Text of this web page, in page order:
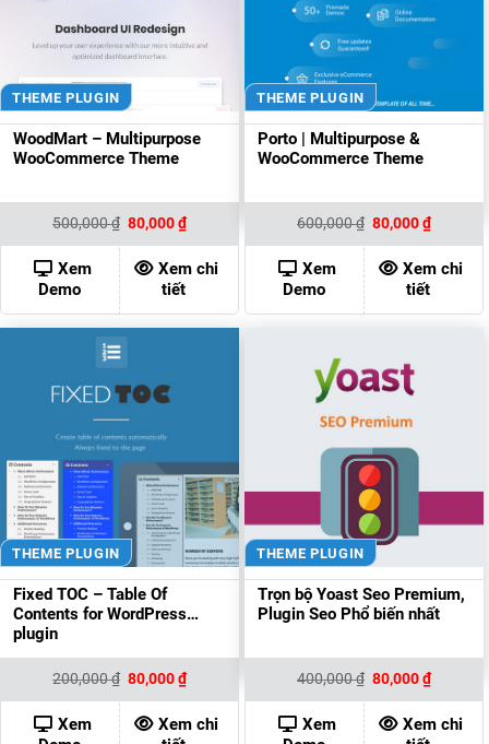
THEME PLUGIN
WoodMart – Multipurpose
WooCommerce Theme
500,000₫ Giá
gốc
là:
500,000 ₫.
80,000₫Giá
hiện
tại
là:
80,000 ₫.
Xem
Demo
Xem chi
tiết
THEME PLUGIN
Porto | Multipurpose &
WooCommerce Theme
600,000₫ Giá
gốc
là:
600,000 ₫.
80,000₫Giá
hiện
tại
là:
80,000
Xem
Demo
Xem chi
tiết
THEME PLUGIN
Fixed TOC – Table Of
Contents for WordPress
plugin
200,000₫ Giá
gốc
là:
200,000 ₫.
80,000₫Giá
hiện
tại
là:
80,000 ₫.
Xem
Xem chi
THEME PLUGIN
Trọn bộ Yoast Seo Premium,
Plugin Seo Phổ biến nhất
400,000₫ Giá
gốc
là:
400,000 ₫.
80,000₫Giá
hiện
tại
là:
80,000
Xem
Xem chi